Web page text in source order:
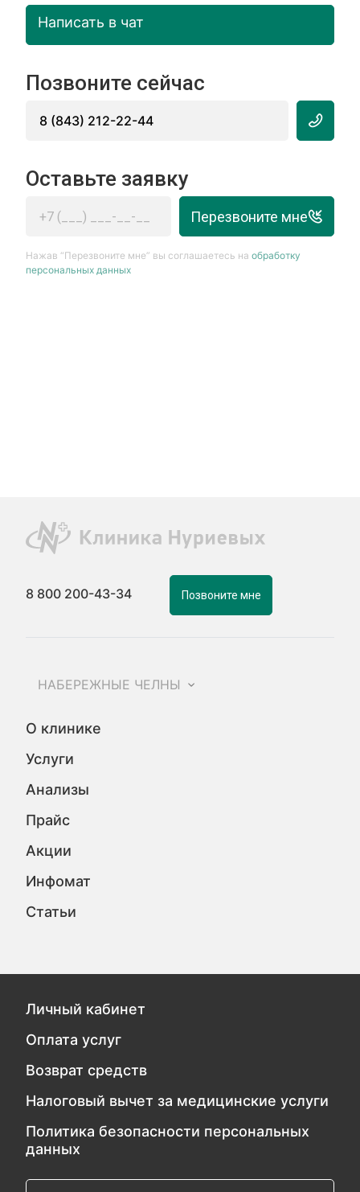
Написать в чат
Позвоните сейчас
8 (843) 212-22-44
Оставьте заявку
Перезвоните мне
Нажав “Перезвоните мне” вы соглашаетесь наобработку
персональных данных
8 800 200-43-34 Позвоните мне
НАБЕРЕЖНЫЕ ЧЕЛНЫ
О клинике
Услуги
Анализы
Прайс
Акции
Инфомат
Статьи
Личный кабинет
Оплата услуг
Возврат средств
Налоговый вычет за медицинские услуги
Политика безопасности персональных
данных